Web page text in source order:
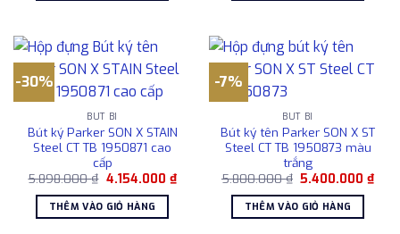
878.000 ₫.
-30%
BÚT BI
Bút ký Parker SON X STAIN
Steel CT TB 1950871 cao
cấp
5.898.000₫ Giá
là:
5.898.000 ₫.
4.154.000 ₫Giá
hiện
4.154.000 ₫.
THÊM VÀO GIỎ HÀNG
-7%
BÚT BI
Bút ký tên Parker SON X ST
Steel CT TB 1950873 màu
trắng
5.800.000₫ Giá
là:
5.800.000 ₫.
5.400.000₫Giá
hiện
THÊM VÀO GIỎ HÀNG